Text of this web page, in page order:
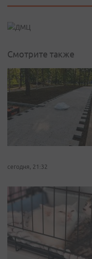
Смотрите также
сегодня, 21:32